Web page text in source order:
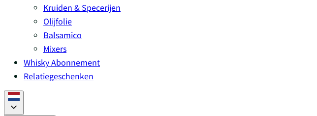
Kruiden & Specerijen
Olijfolie
Balsamico
Mixers
Whisky Abonnement
Relatiegeschenken